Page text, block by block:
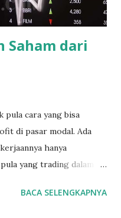
Asa Keramik Tbk
Saham dari
pula cara yang bisa
di pasar modal. Ada
hanya
yang trading dalam
membeli saham2 IPO.
BACA SELENGKAPNYA